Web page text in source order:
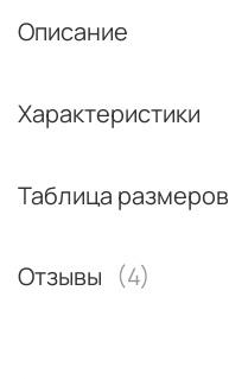
Описание
Характеристики
Таблица размеров
Отзывы (4)